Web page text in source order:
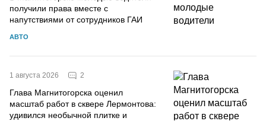
получили права вместе с
напутствиями от сотрудников ГАИ
АВТО
1 августа 2026 2
Глава Магнитогорска оценил
масштаб работ в сквере Лермонтова:
удивился необычной плитке и